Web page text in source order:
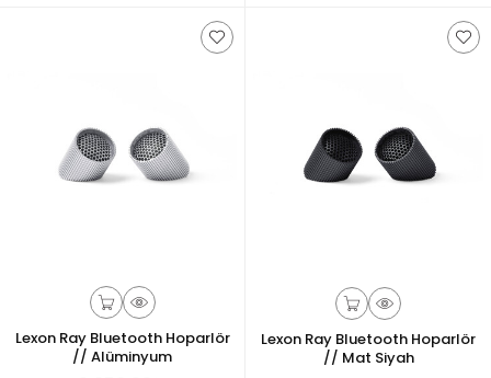
Lexon Ray Bluetooth Hoparlör
// Alüminyum
Lexon Ray Bluetooth Hoparlör
// Mat Siyah